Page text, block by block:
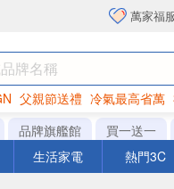
萬家福
父親節送禮 冷氣最高省萬
生紙
品牌旗艦館 買一送一
生活家電 熱門3C